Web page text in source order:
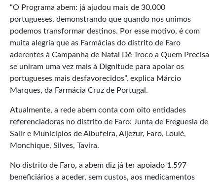
“O Programa abem: já ajudou mais de 30.000
portugueses, demonstrando que quando nos unimos
podemos transformar destinos. Por esse motivo, é com
muita alegria que as Farmácias do distrito de Faro
aderentes à Campanha de Natal Dê Troco a Quem Precisa
se uniram uma vez mais à Dignitude para apoiar os
portugueses mais desfavorecidos”, explica Márcio
Marques, da Farmácia Cruz de Portugal.
Atualmente, a rede abem conta com oito entidades
referenciadoras no distrito de Faro: Junta de Freguesia de
Salir e Municípios de Albufeira, Aljezur, Faro, Loulé,
Monchique, Silves, Tavira.
No distrito de Faro, a abem diz já ter apoiado 1.597
beneficiários a aceder, sem custos, aos medicamentos